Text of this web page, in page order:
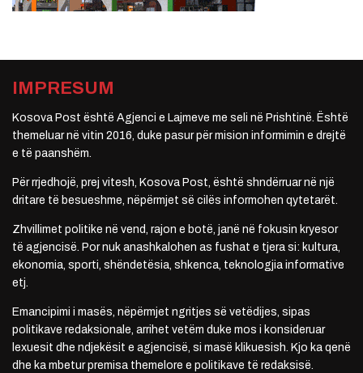
IMPRESUM
Kosova Post është Agjenci e Lajmeve me seli në Prishtinë. Është
themeluar në vitin 2016, duke pasur për mision informimin e drejtë
e të paanshëm.
Për rrjedhojë, prej vitesh, Kosova Post, është shndërruar në një
dritare të besueshme, nëpërmjet së cilës informohen qytetarët.
Zhvillimet politike në vend, rajon e botë, janë në fokusin kryesor
të agjencisë. Por nuk anashkalohen as fushat e tjera si: kultura,
ekonomia, sporti, shëndetësia, shkenca, teknologjia informative
etj.
Emancipimi i masës, nëpërmjet ngritjes së vetëdijes, sipas
politikave redaksionale, arrihet vetëm duke mos i konsideruar
lexuesit dhe ndjekësit e agjencisë, si masë klikuesish. Kjo ka qenë
dhe ka mbetur premisa themelore e politikave të redaksisë.